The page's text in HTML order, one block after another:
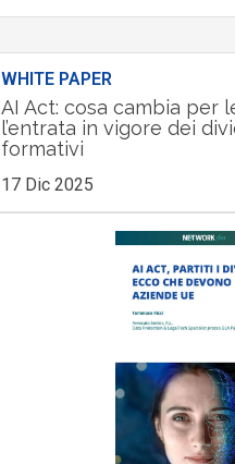
WHITE PAPER
AI Act: cosa cambia per
l’entrata in vigore dei
formativi
17 Dic 2025